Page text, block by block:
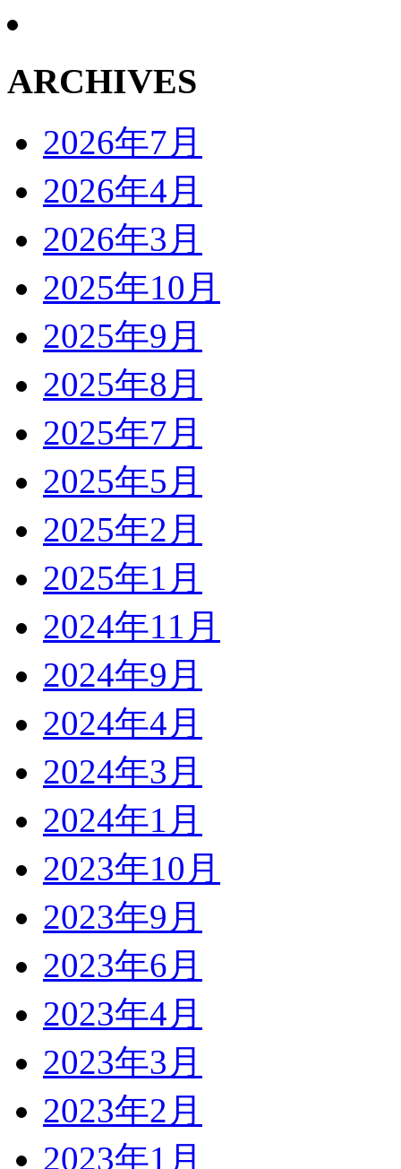
ARCHIVES
2026年7月
2026年4月
2026年3月
2025年10月
2025年9月
2025年8月
2025年7月
2025年5月
2025年2月
2025年1月
2024年11月
2024年9月
2024年4月
2024年3月
2024年1月
2023年10月
2023年9月
2023年6月
2023年4月
2023年3月
2023年2月
2023年1月